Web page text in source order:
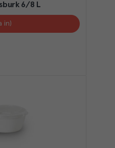
6/8 L
in)